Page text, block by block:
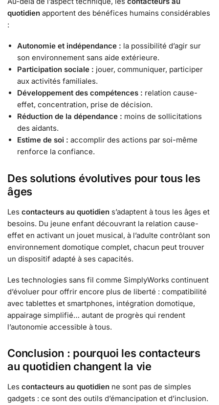
quotidien apportent des bénéfices humains considérables
:
Autonomie et indépendance : la possibilité d’agir sur
son environnement sans aide extérieure.
Participation sociale : jouer, communiquer, participer
aux activités familiales.
Développement des compétences : relation cause-
effet, concentration, prise de décision.
Réduction de la dépendance : moins de sollicitations
des aidants.
Estime de soi : accomplir des actions par soi-même
renforce la confiance.
Des solutions évolutives pour tous les
âges
Les contacteurs au quotidien s’adaptent à tous les âges et
besoins. Du jeune enfant découvrant la relation cause-
effet en activant un jouet musical, à l’adulte contrôlant son
environnement domotique complet, chacun peut trouver
un dispositif adapté à ses capacités.
Les technologies sans fil comme SimplyWorks continuent
d’évoluer pour offrir encore plus de liberté : compatibilité
avec tablettes et smartphones, intégration domotique,
appairage simplifié… autant de progrès qui rendent
l’autonomie accessible à tous.
Conclusion : pourquoi les contacteurs
au quotidien changent la vie
Les contacteurs au quotidien ne sont pas de simples
gadgets : ce sont des outils d’émancipation et d’inclusion.